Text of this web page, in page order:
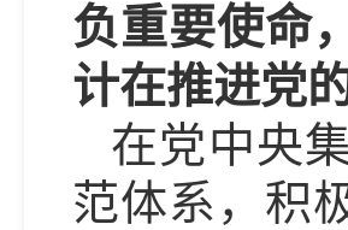
负重要使命
计在推进党
在党中央
范体系，积